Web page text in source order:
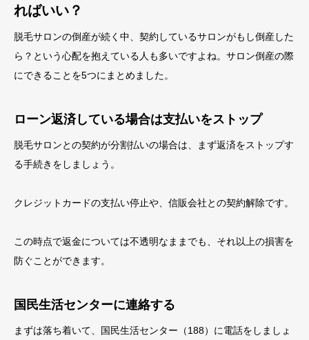
ればいい？
脱毛サロンの倒産が続く中、契約しているサロンがもし倒産した
ら？という心配を抱えている人も多いですよね。サロン倒産の際
にできることを5つにまとめました。
ローン返済している場合は支払いをストップ
脱毛サロンとの契約が分割払いの場合は、まず返済をストップす
る手続きをしましょう。
クレジットカードの支払い停止や、信販会社との契約解除です。
この時点で返金については不透明なままでも、それ以上の損害を
防ぐことができます。
国民生活センターに連絡する
まずは落ち着いて、国民生活センター（188）に電話をしましょ